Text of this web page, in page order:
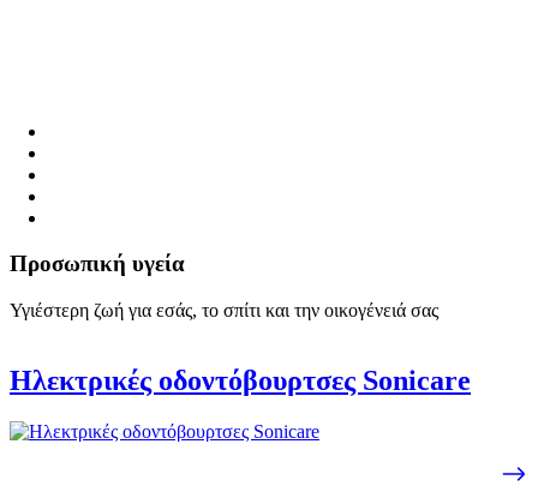
Προσωπική υγεία
Υγιέστερη ζωή για εσάς, το σπίτι και την οικογένειά σας
Ηλεκτρικές οδοντόβουρτσες Sonicare